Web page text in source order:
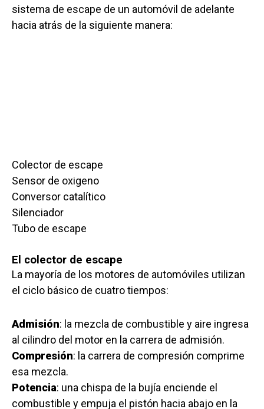
sistema de escape de un automóvil de adelante
hacia atrás de la siguiente manera:
Colector de escape
Sensor de oxigeno
Conversor catalítico
Silenciador
Tubo de escape
El colector de escape
La mayoría de los motores de automóviles utilizan
el ciclo básico de cuatro tiempos:
Admisión: la mezcla de combustible y aire ingresa
al cilindro del motor en la carrera de admisión.
Compresión: la carrera de compresión comprime
esa mezcla.
Potencia: una chispa de la bujía enciende el
combustible y empuja el pistón hacia abajo en la